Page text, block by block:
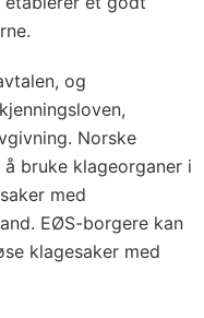
og
Norske
bruke klageorganer i
med
EØS-borgere kan
klagesaker med